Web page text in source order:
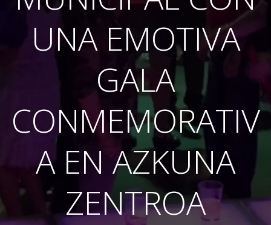
UNA EMOTIVA
GALA
CONMEMORATIV
A EN AZKUNA
ZENTROA